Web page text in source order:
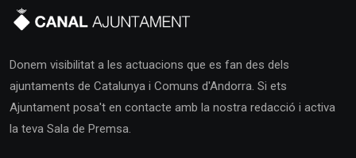
Donem visibilitat a les actuacions que es fan des dels
ajuntaments de Catalunya i Comuns d'Andorra. Si ets
Ajuntament posa't en contacte amb la nostra redacció i activa
la teva Sala de Premsa.